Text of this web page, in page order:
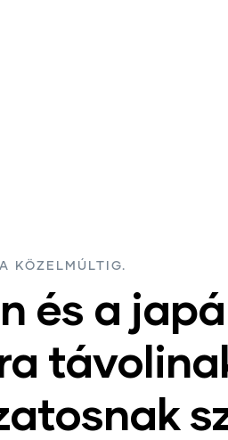
KÖZELMÚLTIG.
és a